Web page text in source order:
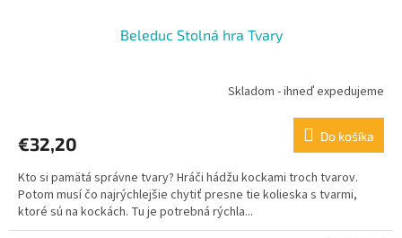
Beleduc Stolná hra Tvary
Skladom - ihneď expedujeme
€32,20 Do košíka
Kto si pamätá správne tvary? Hráči hádžu kockami troch tvarov.
Potom musí čo najrýchlejšie chytiť presne tie kolieska s tvarmi,
ktoré sú na kockách. Tu je potrebná rýchla...